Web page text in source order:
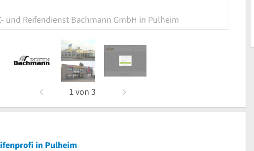
und Reifendienst Bachmann GmbH in Pulheim
1 von 3
in Pulheim